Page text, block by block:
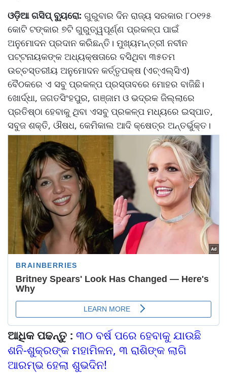
ଓଡ଼ିଆ ଗସିପ୍ ବ୍ୟୁରୋ: ଗୁରୁବାର ଦିନ ରାଜ୍ୟ ସରକାର ୮୦୧୨୫
କୋଟି ଟଙ୍କାର ୭ଟି ଗୁରୁତ୍ୱପୂର୍ଣ୍ଣ ପ୍ରକଳ୍ପ ପାଇଁ
ଅନୁମୋଦନ ପ୍ରଦାନ କରିଛନ୍ତି। ମୁଖ୍ୟମନ୍ତ୍ରୀ ନବୀନ
ପଟ୍ଟନାୟକଙ୍କ ଅଧ୍ୟକ୍ଷତାରେ ବସିଥିବା ୩୫ତମ
ଉଚ୍ଚସ୍ତରୀୟ ଅନୁମୋଦନ କର୍ତ୍ତୃପକ୍ଷ (ଏଚ୍‌‌ଏଲ୍‌‌ସିଏ)
ବୈଠକରେ ଏ ସବୁ ପ୍ରକଳ୍ପ ପ୍ରସ୍ତାବରେ ମୋହର ବାଜିଛି।
ଖୋର୍ଦ୍ଧା, ଜଗତସିଂହପୁର, ଗଞ୍ଜାମ ଓ ଭଦ୍ରକ ଜିଲ୍ଲାରେ
ପ୍ରତିଷ୍ଠା ହେବାକୁ ଥିବା ଏସବୁ ପ୍ରକଳ୍ପ ମଧ୍ୟରେ ଇସ୍ପାତ,
ସବୁଜ ଶକ୍ତି, ଔଷଧ, କେମିକାଲ ଆଦି କ୍ଷେତ୍ର ଅନ୍ତର୍ଭୁକ୍ତ।
ଆଧିକ ପଢନ୍ତୁ : ୩୦ ବର୍ଷ ପରେ ହେବାକୁ ଯାଉଛି
ଶନି-ଶୁକ୍ରଙ୍କ ମହାମିଳନ, ୩ ରାଶିଙ୍କ ଲାଗି
ଆରମ୍ଭ ହେଲା ଶୁଭଦିନ!